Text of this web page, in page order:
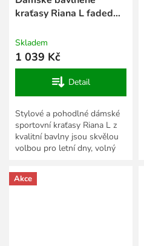
kraťasy Riana L faded
Skladem
1 039 Kč
Detail
Stylové a pohodlné dámské
sportovní kraťasy Riana L z
kvalitní bavlny jsou skvělou
volbou pro letní dny, volný
Měkký a prodyšný...
Akce